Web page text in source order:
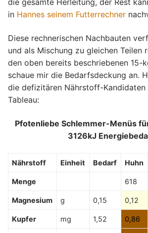
die gesamte Herleitung, der Rest
in Hannes seinem Futterrechner
Diese rechnerischen Nachbauten
und als Mischung zu gleichen Teilen
den oben bereits beschriebenen 15-
schaue mir die Bedarfsdeckung an.
die defizitären Nährstoff-Kandidaten
Tableau:
Pfotenliebe Schlemmer-Menüs
3126kJ
Nährstoff Einheit Bedarf Huhn
Menge 618
Magnesium g 0,15 0,12
Kupfer mg 1,52 0,86